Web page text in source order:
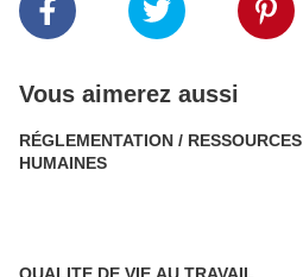
Vous aimerez aussi
RÉGLEMENTATION / RESSOURCES
HUMAINES